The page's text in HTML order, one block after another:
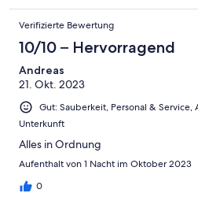
Verifizierte Bewertung
10/10 – Hervorragend
Andreas
21. Okt. 2023
Gut: Sauberkeit, Personal &
Unterkunft
Alles in Ordnung
Aufenthalt von 1 Nacht im Oktober 2023
0